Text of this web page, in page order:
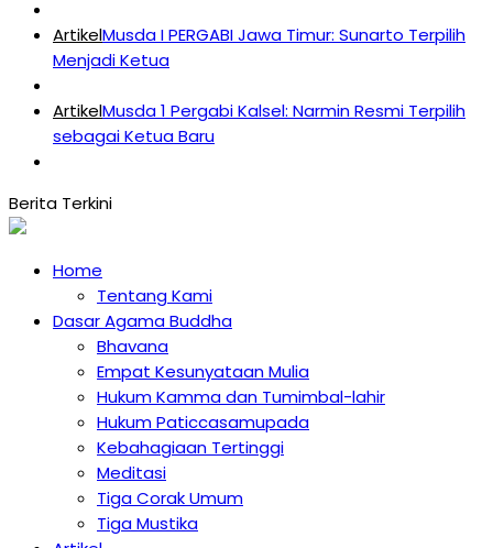
ArtikelMusda I PERGABI Jawa Timur: Sunarto Terpilih
Menjadi Ketua
ArtikelMusda 1 Pergabi Kalsel: Narmin Resmi Terpilih
sebagai Ketua Baru
Home
Tentang Kami
Dasar Agama Buddha
Bhavana
Empat Kesunyataan Mulia
Hukum Kamma dan Tumimbal-lahir
Hukum Paticcasamupada
Kebahagiaan Tertinggi
Meditasi
Tiga Corak Umum
Tiga Mustika